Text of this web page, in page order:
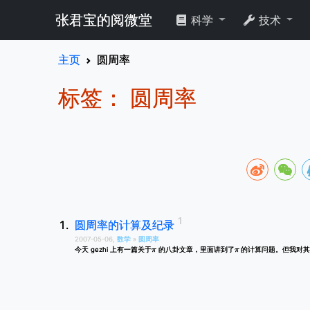
张君宝的阅微堂 科学 技术
主页 圆周率
标签： 圆周率
圆周率的计算及纪录
2007-05-06, 数学 » 圆周率
今天 gezhi 上有一篇关于 π的八卦文章，里面讲到了 的计算问题。但我对